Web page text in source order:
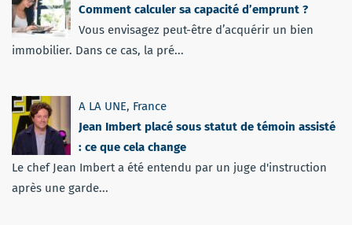
Comment calculer sa capacité d’emprunt ?
Vous envisagez peut-être d’acquérir un bien
immobilier. Dans ce cas, la pré...
A LA UNE, France
Jean Imbert placé sous statut de témoin assisté
: ce que cela change
Le chef Jean Imbert a été entendu par un juge d'instruction
après une garde...